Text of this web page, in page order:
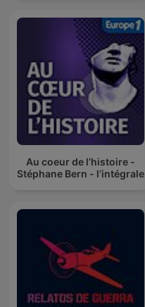
Au coeur de l’histoire -
Stéphane Bern - l’intégrale